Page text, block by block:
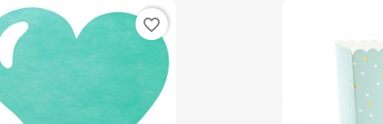
favorite_border